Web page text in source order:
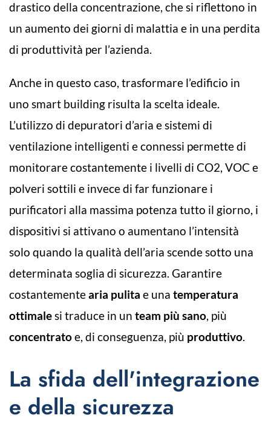
drastico della concentrazione, che si riflettono in
un aumento dei giorni di malattia e in una perdita
di produttività per l’azienda.
Anche in questo caso, trasformare l’edificio in
uno smart building risulta la scelta ideale.
L’utilizzo di depuratori d’aria e sistemi di
ventilazione intelligenti e connessi permette di
monitorare costantemente i livelli di CO2, VOC e
polveri sottili e invece di far funzionare i
purificatori alla massima potenza tutto il giorno, i
dispositivi si attivano o aumentano l’intensità
solo quando la qualità dell’aria scende sotto una
determinata soglia di sicurezza. Garantire
costantementearia pulita e una temperatura
ottimalesi traduce in un team più sano, più
concentratoe, di conseguenza, più produttivo.
La sfida dell'integrazione
e della sicurezza